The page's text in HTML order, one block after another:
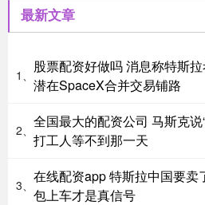
最新文章
1、
股票配资好做吗 消息称特斯
潜在SpaceX合并交易铺路
2、
全国最大的配资公司 马斯克说
打工人等不到那一天
3、
在线配资app 特斯拉中国要
包上车才是真信号